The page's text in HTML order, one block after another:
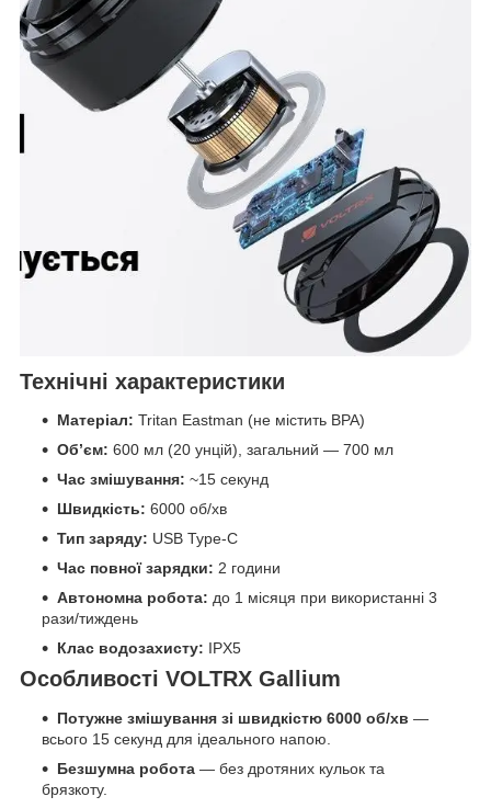
Технічні характеристики
Матеріал: Tritan Eastman (не містить BPA)
Об’єм: 600 мл (20 унцій), загальний — 700 мл
Час змішування: ~15 секунд
Швидкість: 6000 об/хв
Тип заряду: USB Type-C
Час повної зарядки: 2 години
Автономна робота: до 1 місяця при використанні 3
рази/тиждень
Клас водозахисту: IPX5
Особливості VOLTRX Gallium
Потужне змішування зі швидкістю 6000 об/хв —
всього 15 секунд для ідеального напою.
Безшумна робота — без дротяних кульок та
брязкоту.